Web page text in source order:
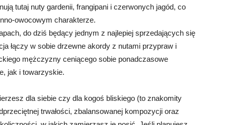
tutaj nuty gardenii, frangipani i czerwonych jagód, co
owocowym charakterze.
do dziś będący jednym z najlepiej sprzedających się
łączy w sobie drzewne akordy z nutami przypraw i
mężczyzny ceniącego sobie ponadczasowe
jak i towarzyskie.
dla siebie czy dla kogoś bliskiego (to znakomity
trwałości, zbalansowanej kompozycji oraz